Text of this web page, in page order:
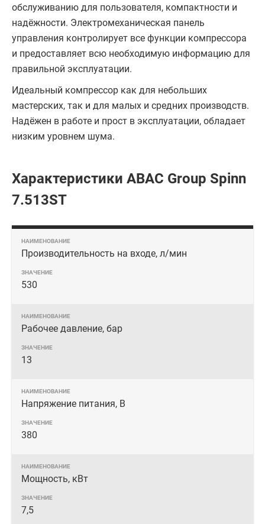
обслуживанию для пользователя, компактности и
надёжности. Электромеханическая панель
управления контролирует все функции компрессора
и предоставляет всю необходимую информацию для
правильной эксплуатации.
Идеальный компрессор как для небольших
мастерских, так и для малых и средних производств.
Надёжен в работе и прост в эксплуатации, обладает
низким уровнем шума.
Характеристики ABAC Group Spinn
7.513ST
Производительность на входе, л/мин
530
Рабочее давление, бар
13
Напряжение питания, В
380
Мощность, кВт
7,5